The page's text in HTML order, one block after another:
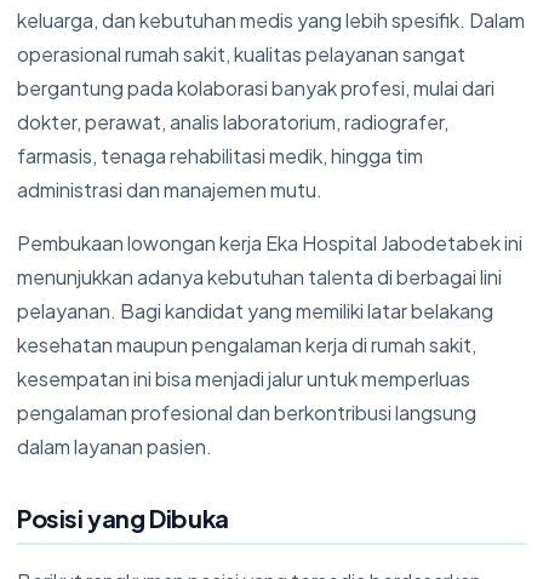
keluarga, dan kebutuhan medis yang lebih spesifik. Dalam
operasional rumah sakit, kualitas pelayanan sangat
bergantung pada kolaborasi banyak profesi, mulai dari
dokter, perawat, analis laboratorium, radiografer,
farmasis, tenaga rehabilitasi medik, hingga tim
administrasi dan manajemen mutu.
Pembukaan lowongan kerja Eka Hospital Jabodetabek ini
menunjukkan adanya kebutuhan talenta di berbagai lini
pelayanan. Bagi kandidat yang memiliki latar belakang
kesehatan maupun pengalaman kerja di rumah sakit,
kesempatan ini bisa menjadi jalur untuk memperluas
pengalaman profesional dan berkontribusi langsung
dalam layanan pasien.
Posisi yang Dibuka